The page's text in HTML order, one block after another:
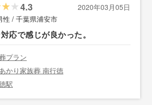
4.3
2020年03月05日
性 / 千葉県浦安市
応で感じが良かった。
プラン
かり家族葬 南行徳
駅